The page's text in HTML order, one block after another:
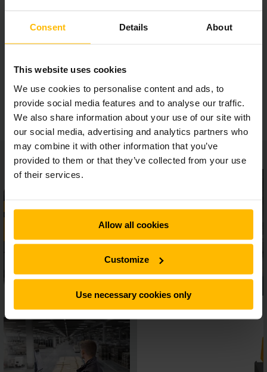
Consent Details About
This website uses cookies
We use cookies to personalise content and ads, to
provide social media features and to analyse our traffic.
We also share information about your use of our site with
our social media, advertising and analytics partners who
may combine it with other information that you’ve
provided to them or that they’ve collected from your use
of their services.
Allow all cookies
Customize
Use necessary cookies only
Hoog gebruiksgemak